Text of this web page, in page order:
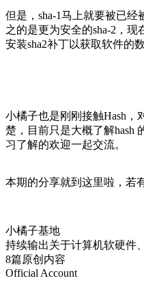
但是，sha-1马上就要被已
之的是更为安全的sha-2，现
安装sha2补丁以获取软件的
小橘子也是刚刚接触Hash，
楚，目前只是大概了解hash
习了解的欢迎一起交流。
本期的分享就到这里啦，若
小橘子基地
持续输出关于计算机软硬件
8篇原创内容
Official Account